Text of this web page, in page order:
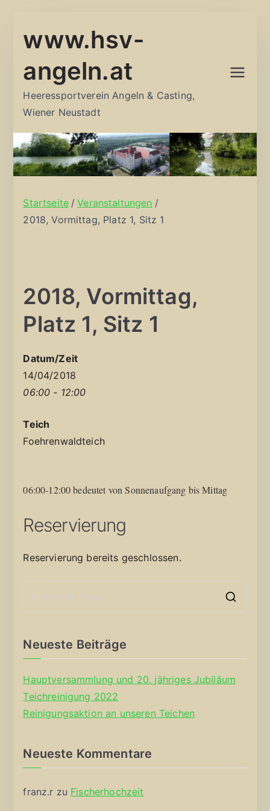
Inhalt
www.hsv-
angeln.at
Heeressportverein Angeln & Casting,
Wiener Neustadt
Startseite
Veranstaltungen
2018, Vormittag, Platz 1, Sitz 1
2018, Vormittag,
Platz 1, Sitz 1
Datum/Zeit
14/04/2018
06:00 - 12:00
Teich
Foehrenwaldteich
06:00-12:00 bedeutet von Sonnenaufgang bis Mittag
Reservierung
Reservierung bereits geschlossen.
Neueste Beiträge
Hauptversammlung und 20. jähriges Jubiläum
Teichreinigung 2022
Reinigungsaktion an unseren Teichen
Neueste Kommentare
franz.r zu Fischerhochzeit